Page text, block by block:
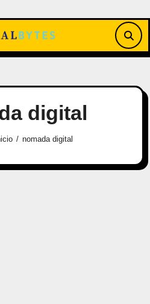
digital
nomada digital